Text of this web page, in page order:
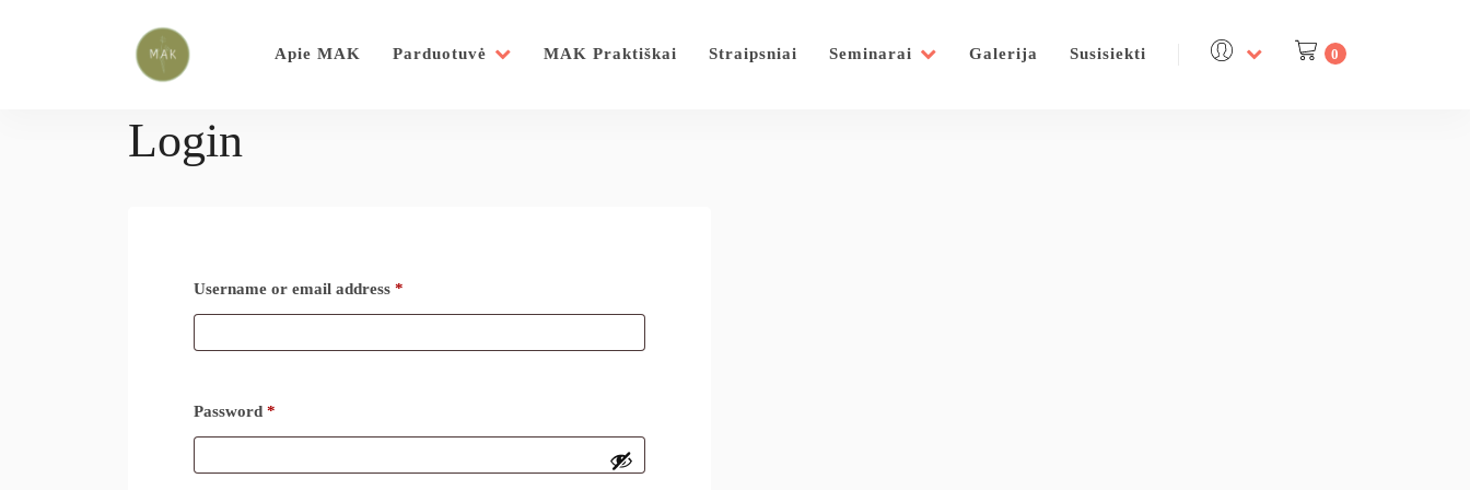
Apie MAK Parduotuvė MAK Praktiškai Straipsniai Seminarai Galerija Susisiekti 0
Login
Username or email address *
Password *